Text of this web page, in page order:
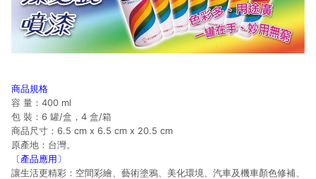
商品規格
容 量：400 ml
包 裝：6 罐/盒，4 盒/箱
商品尺寸：6.5 cm x 6.5 cm x 20.5 cm
原產地：台灣。
〔產品應用〕
讓生活更精彩：空間彩繪、藝術塗鴉、美化環境、汽車及機車顏色修補、